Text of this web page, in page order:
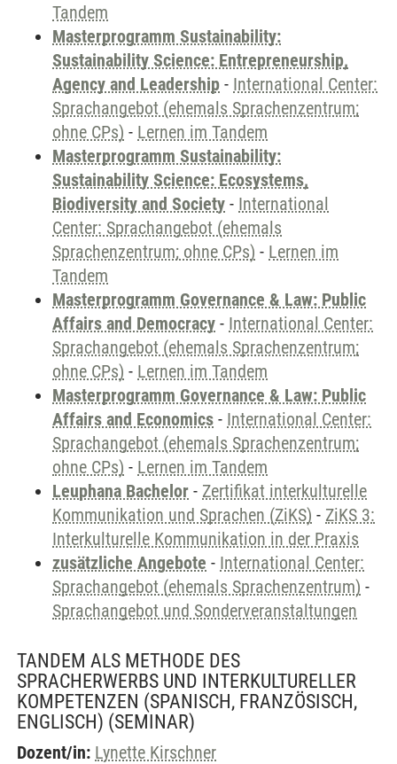
Tandem
Masterprogramm Sustainability:
Sustainability Science: Entrepreneurship,
Agency and Leadership - International Center:
Sprachangebot (ehemals Sprachenzentrum;
ohne CPs) - Lernen im Tandem
Masterprogramm Sustainability:
Sustainability Science: Ecosystems,
Biodiversity and Society - International
Center: Sprachangebot (ehemals
Sprachenzentrum; ohne CPs) - Lernen im
Tandem
Masterprogramm Governance & Law: Public
Affairs and Democracy - International Center:
Sprachangebot (ehemals Sprachenzentrum;
ohne CPs) - Lernen im Tandem
Masterprogramm Governance & Law: Public
Affairs and Economics - International Center:
Sprachangebot (ehemals Sprachenzentrum;
ohne CPs) - Lernen im Tandem
Leuphana Bachelor - Zertifikat interkulturelle
Kommunikation und Sprachen (ZiKS) - ZiKS 3:
Interkulturelle Kommunikation in der Praxis
zusätzliche Angebote - International Center:
Sprachangebot (ehemals Sprachenzentrum) -
Sprachangebot und Sonderveranstaltungen
TANDEM ALS METHODE DES
SPRACHERWERBS UND INTERKULTURELLER
KOMPETENZEN (SPANISCH, FRANZÖSISCH,
ENGLISCH) (SEMINAR)
Dozent/in: Lynette Kirschner